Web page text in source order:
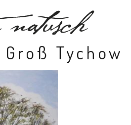
Tychow